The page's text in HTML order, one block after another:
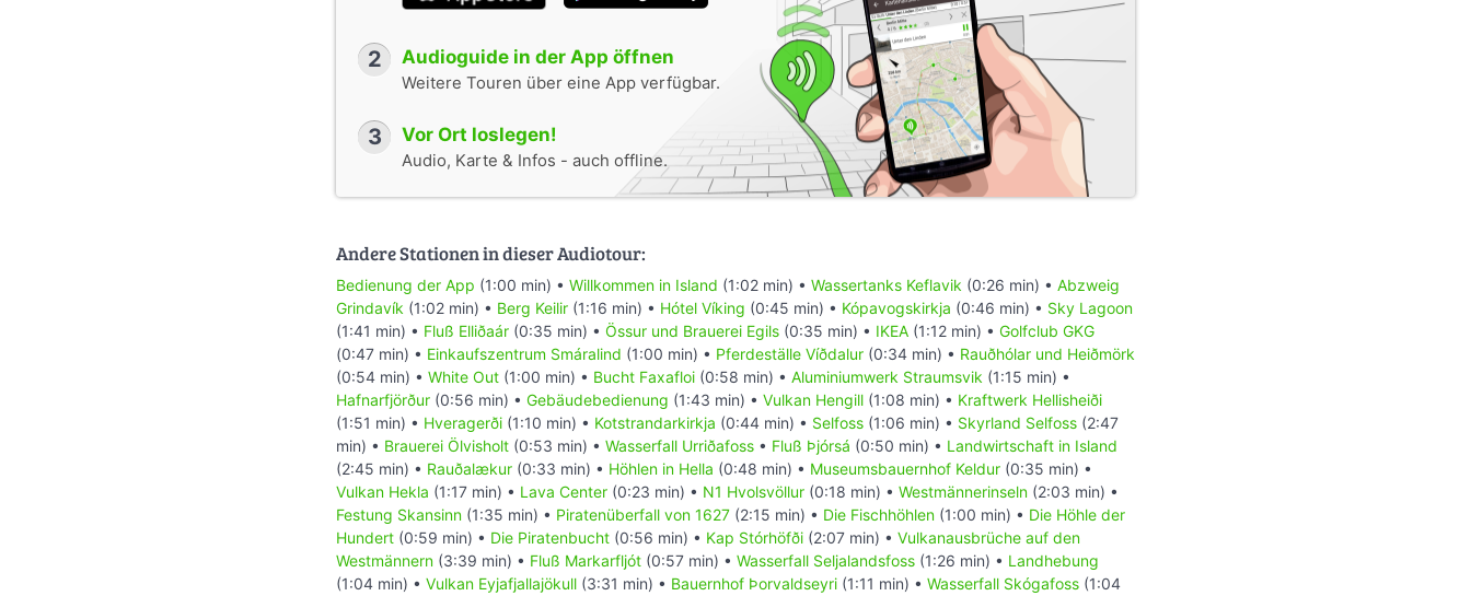
2 Audioguide in der App öffnen
Weitere Touren über eine App verfügbar.
3 Vor Ort loslegen!
Audio, Karte & Infos - auch offline.
Andere Stationen in dieser Audiotour:
Bedienung der App (1:00 min) • Willkommen in Island (1:02 min) • Wassertanks Keflavik (0:26 min) • Abzweig
Grindavík (1:02 min) • Berg Keilir (1:16 min) • Hótel Víking (0:45 min) • Kópavogskirkja (0:46 min) • Sky Lagoon
(1:41 min) • Fluß Elliðaár (0:35 min) • Össur und Brauerei Egils (0:35 min) • IKEA (1:12 min) • Golfclub GKG
(0:47 min) • Einkaufszentrum Smáralind (1:00 min) • Pferdeställe Víðdalur (0:34 min) • Rauðhólar und Heiðmörk
(0:54 min) • White Out (1:00 min) • Bucht Faxafloi (0:58 min) • Aluminiumwerk Straumsvik (1:15 min) •
Hafnarfjörður (0:56 min) • Gebäudebedienung (1:43 min) • Vulkan Hengill (1:08 min) • Kraftwerk Hellisheiði
(1:51 min) • Hveragerði (1:10 min) • Kotstrandarkirkja (0:44 min) • Selfoss (1:06 min) • Skyrland Selfoss (2:47
min) • Brauerei Ölvisholt (0:53 min) • Wasserfall Urriðafoss • Fluß Þjórsá (0:50 min) • Landwirtschaft in Island
(2:45 min) • Rauðalækur (0:33 min) • Höhlen in Hella (0:48 min) • Museumsbauernhof Keldur (0:35 min) •
Vulkan Hekla (1:17 min) • Lava Center (0:23 min) • N1 Hvolsvöllur (0:18 min) • Westmännerinseln (2:03 min) •
Festung Skansinn (1:35 min) • Piratenüberfall von 1627 (2:15 min) • Die Fischhöhlen (1:00 min) • Die Höhle der
Hundert (0:59 min) • Die Piratenbucht (0:56 min) • Kap Stórhöfði (2:07 min) • Vulkanausbrüche auf den
Westmännern (3:39 min) • Fluß Markarfljót (0:57 min) • Wasserfall Seljalandsfoss (1:26 min) • Landhebung
(1:04 min) • Vulkan Eyjafjallajökull (3:31 min) • Bauernhof Þorvaldseyri (1:11 min) • Wasserfall Skógafoss (1:04